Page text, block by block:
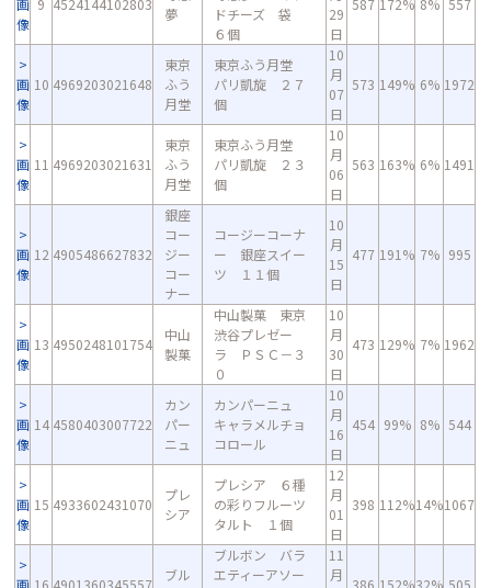
画
像
9 4524144102803
夢
ドチーズ 袋
６個
29
日
587 172% 8% 557
画
像
10 4969203021648
東京
ふう
月堂
東京ふう月堂
パリ凱旋 ２７
個
10
月
07
日
573 149% 6% 1972
画
像
11 4969203021631
東京
ふう
月堂
東京ふう月堂
パリ凱旋 ２３
個
10
月
06
日
563 163% 6% 1491
画
像
12 4905486627832
銀座
コー
ジー
コー
ナー
コージーコーナ
ー 銀座スイー
ツ １１個
10
月
15
日
477 191% 7% 995
画
像
13 4950248101754
中山
製菓
中山製菓 東京
渋谷プレゼー
ラ ＰＳＣ－３
０
10
月
30
日
473 129% 7% 1962
画
像
14 4580403007722
カン
パー
ニュ
カンパーニュ
キャラメルチョ
コロール
10
月
16
日
454 99% 8% 544
画
像
15 4933602431070
プレ
シア
プレシア ６種
の彩りフルーツ
タルト １個
12
月
01
日
398 112%14%1067
画 16 4901360345557
ブル
ブルボン バラ
エティーアソー
11
月
386 152%32% 505